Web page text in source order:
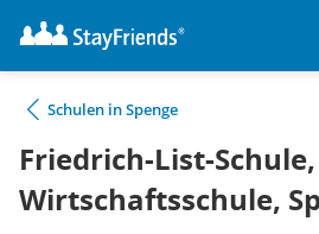
Schulen in Spenge
Friedrich-List-Schule,
Wirtschaftsschule,